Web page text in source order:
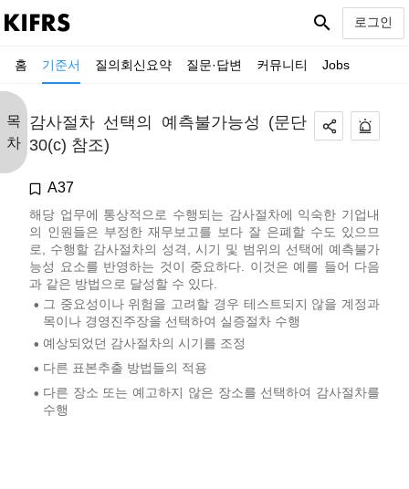
홈 기준서 질의회신요약 질문·답변 커뮤니티 Jobs
search 로그인
목
차
감사절차 선택의 예측불가능성 (문단
30(c) 참조)
A37
해당 업무에 통상적으로 수행되는 감사절차에 익숙한 기업내
의 인원들은 부정한 재무보고를 보다 잘 은폐할 수도 있으므
로, 수행할 감사절차의 성격, 시기 및 범위의 선택에 예측불가
능성 요소를 반영하는 것이 중요하다. 이것은 예를 들어 다음
과 같은 방법으로 달성할 수 있다.
• 그 중요성이나 위험을 고려할 경우 테스트되지 않을 계정과
목이나 경영진주장을 선택하여 실증절차 수행
• 예상되었던 감사절차의 시기를 조정
• 다른 표본추출 방법들의 적용
• 다른 장소 또는 예고하지 않은 장소를 선택하여 감사절차를
수행